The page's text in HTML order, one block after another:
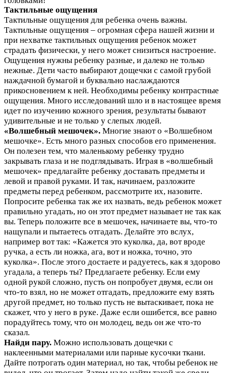
Тактильные ощущения
Тактильные ощущения для ребенка очень важны.
Тактильные ощущения – огромная сфера нашей жизни и
при нехватке тактильных ощущения ребенок может
страдать физически, у него может снизиться настроение.
Ощущения нужны ребенку разные, и далеко не только
нежные. Дети часто выбирают дощечки с самой грубой
наждачной бумагой и буквально наслаждаются
прикосновением к ней. Необходимы ребенку контрастные
ощущения. Много исследований шло и в настоящее время
идет по изучению кожного зрения, результаты бывают
удивительные и не только у слепых людей.
«Волшебный мешочек». Многие знают о «Волшебном
мешочке». Есть много разных способов его применения.
Он полезен тем, что маленькому ребенку трудно
закрывать глаза и не подглядывать. Играя в «волшебный
мешочек» предлагайте ребенку доставать предметы и
левой и правой руками. И так, начинаем, разложите
предметы перед ребенком, рассмотрите их, назовите.
Попросите ребенка так же их назвать, ведь ребенок может
правильно угадать, но он этот предмет называет не так как
вы. Теперь положите все в мешочек, начинаете вы, что-то
нащупали и пытаетесь отгадать. Делайте это вслух,
например вот так: «Кажется это куколка, да, вот вроде
ручка, а есть ли ножка, ага, вот и ножка, точно, это
куколка». После этого достаете и радуетесь, как я здорово
угадала, а теперь ты? Предлагаете ребенку. Если ему
одной рукой сложно, пусть он попробует двумя, если он
что-то взял, но не может отгадать, предложите ему взять
другой предмет, но только пусть не вытаскивает, пока не
скажет, что у него в руке. Даже если ошибется, все равно
порадуйтесь тому, что он молодец, ведь он же что-то
сказал.
Найди пару. Можно использовать дощечки с
наклеенными материалами или парные кусочки ткани.
Дайте потрогать один материал, но так, чтобы ребенок не